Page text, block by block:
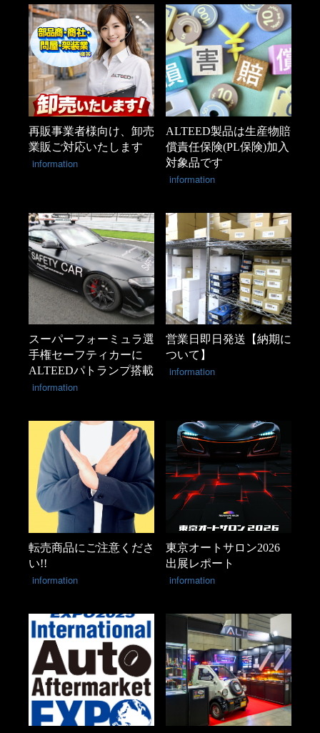
再販事業者様向け、卸売
業販ご対応いたします
information
ALTEED製品は生産物賠
償責任保険(PL保険)加入
対象品です
information
スーパーフォーミュラ選
手権セーフティカーに
ALTEEDパトランプ搭載
information
営業日即日発送【納期に
ついて】
information
転売商品にご注意くださ
い!!
information
東京オートサロン2026
出展レポート
information